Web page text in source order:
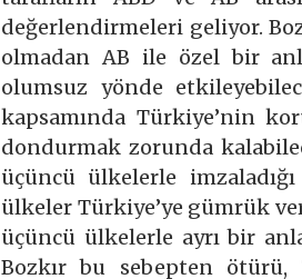
değerlendirmeleri geliyor.
olmadan AB ile özel bir
olumsuz yönde
kapsamında Türkiye’nin
dondurmak zorunda
üçüncü ülkelerle
ülkeler Türkiye’ye gümrük
üçüncü ülkelerle ayrı bir
Bozkır bu sebepten